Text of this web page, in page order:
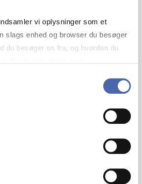
vi oplysninger som et
slags enhed og browser du besøger
du besøger os fra, og hvordan du
selv - og kan altid trække